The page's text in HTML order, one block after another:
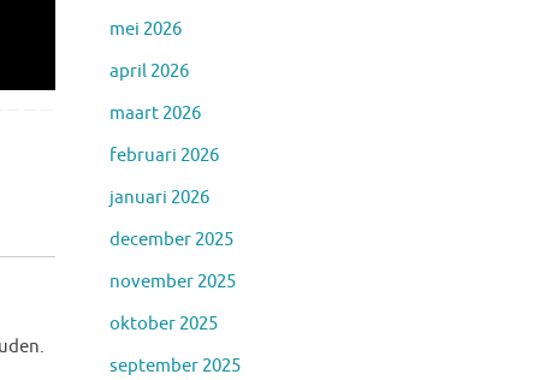
mei 2026
april 2026
maart 2026
februari 2026
januari 2026
december 2025
november 2025
oktober 2025
september 2025